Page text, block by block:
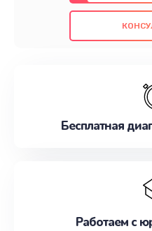
также гарантируем
проведенных работ.
наилучшим образом.
Бесплатная
Работаем с